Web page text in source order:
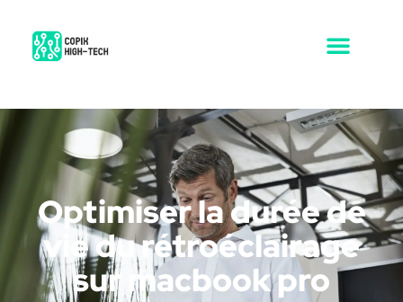
Optimiser la durée de
vie du rétroéclairage
sur macbook pro